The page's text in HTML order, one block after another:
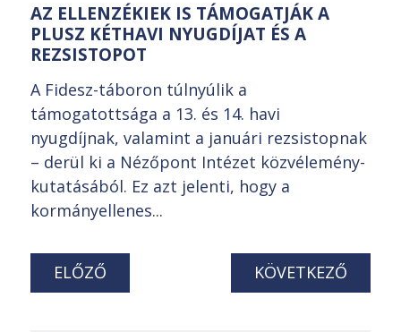
AZ ELLENZÉKIEK IS TÁMOGATJÁK A
PLUSZ KÉTHAVI NYUGDÍJAT ÉS A
REZSISTOPOT
A Fidesz-táboron túlnyúlik a
támogatottsága a 13. és 14. havi
nyugdíjnak, valamint a januári rezsistopnak
– derül ki a Nézőpont Intézet közvélemény-
kutatásából. Ez azt jelenti, hogy a
kormányellenes...
ELŐZŐ KÖVETKEZŐ